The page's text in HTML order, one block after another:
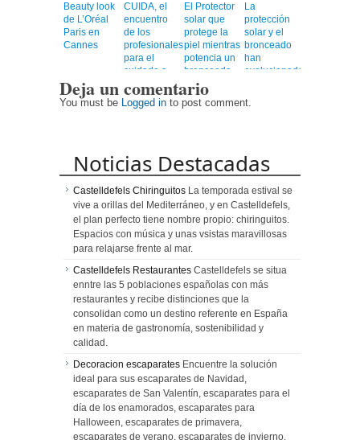
Beauty look
de L’Oréal
Paris en
Cannes
CUIDA, el
encuentro
de los
profesionales
para el
cuidado a
mayores
El Protector
solar que
protege la
piel mientras
potencia un
bronceado
más rápido,
uniforme y
duradero
La
protección
solar y el
bronceado
han
evolucionado
Deja un comentario
You must be Logged in to post comment.
Noticias Destacadas
Castelldefels Chiringuitos La temporada estival se
vive a orillas del Mediterráneo, y en Castelldefels,
el plan perfecto tiene nombre propio: chiringuitos.
Espacios con música y unas vsistas maravillosas
para relajarse frente al mar.
Castelldefels Restaurantes Castelldefels se situa
enntre las 5 poblaciones españolas con más
restaurantes y recibe distinciones que la
consolidan como un destino referente en España
en materia de gastronomía, sostenibilidad y
calidad.
Decoracion escaparates Encuentre la solución
ideal para sus escaparates de Navidad,
escaparates de San Valentín, escaparates para el
día de los enamorados, escaparates para
Halloween, escaparates de primavera,
escaparates de verano, escaparates de invierno,